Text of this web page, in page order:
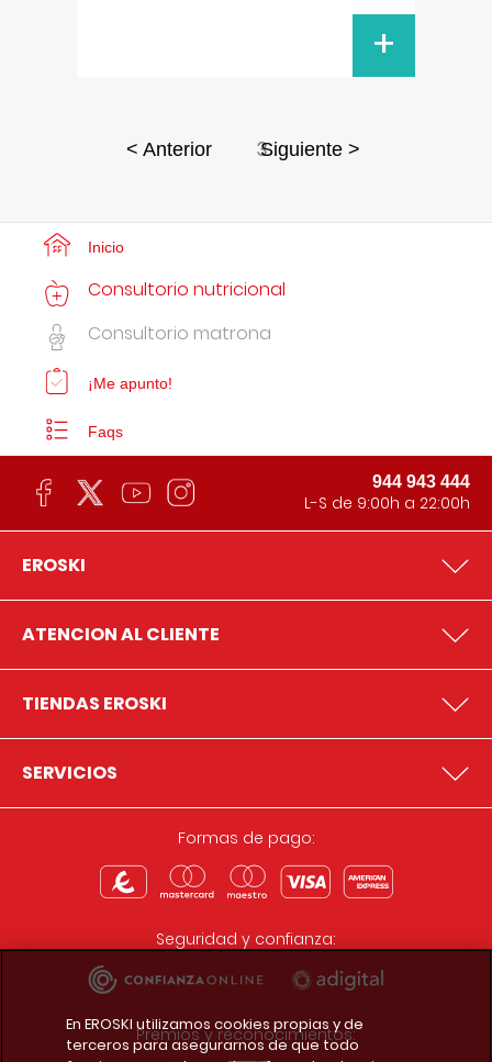
+
< Anterior 3Siguiente >
Inicio
Consultorio nutricional
Consultorio matrona
¡Me apunto!
Faqs
944 943 444
L-S de 9:00h a 22:00h
EROSKI
ATENCION AL CLIENTE
TIENDAS EROSKI
SERVICIOS
Formas de pago:
Seguridad y confianza:
Premios y reconocimientos:
En EROSKI utilizamos cookies propias y de
terceros para asegurarnos de que todo